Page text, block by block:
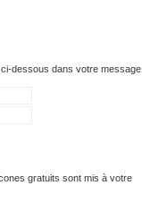
dessous dans votre message.
gratuits sont mis à votre